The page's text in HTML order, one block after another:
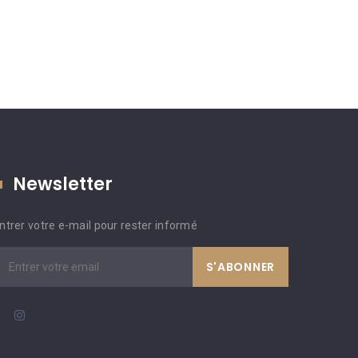
Newsletter
votre e-mail pour rester informé
S'ABONNER